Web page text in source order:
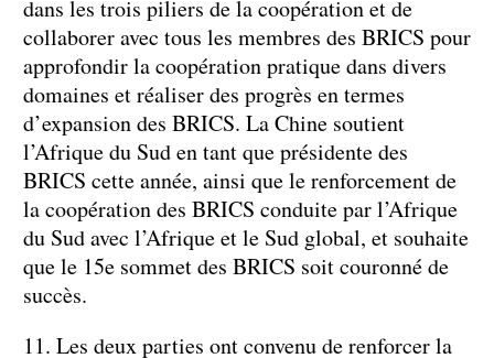
dans les trois piliers de la coopération et de
collaborer avec tous les membres des BRICS pour
approfondir la coopération pratique dans divers
domaines et réaliser des progrès en termes
d’expansion des BRICS. La Chine soutient
l’Afrique du Sud en tant que présidente des
BRICS cette année, ainsi que le renforcement de
la coopération des BRICS conduite par l’Afrique
du Sud avec l’Afrique et le Sud global, et souhaite
que le 15e sommet des BRICS soit couronné de
succès.
11. Les deux parties ont convenu de renforcer la